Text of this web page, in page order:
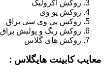
روکش آکرولیک
روکش یو وی
روکش پی وی سی براق
روکش رنگ و پولیش براق
روکش های گلاس
معایب کابینت هایگلاس :